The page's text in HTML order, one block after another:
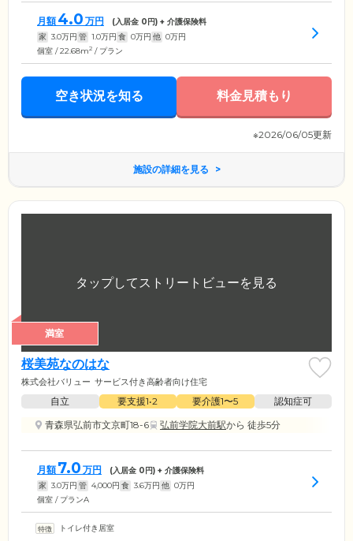
月額 4.0 万円 (入居金 0円) + 介護保険料
家 3.0万円 管 1.0万円 食 0万円 他 0万円
個室 / 22.68m2 / プラン
空き状況を知る 料金見積もり
※2026/06/05更新
施設の詳細を見る
満室
桜美苑なのはな
株式会社バリュー サービス付き高齢者向け住宅
自立 要支援1•2 要介護1〜5
認知症可
青森県弘前市文京町18-6
弘前学院大前駅から 徒歩5分
月額 7.0 万円 (入居金 0円) + 介護保険料
家 3.0万円 管 4,000円 食 3.6万円 他 0万円
個室 / プランA
トイレ付き居室